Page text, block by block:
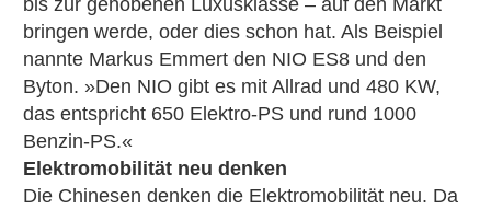
bis zur gehobenen Luxusklasse – auf den Markt
bringen werde, oder dies schon hat. Als Beispiel
nannte Markus Emmert den NIO ES8 und den
Byton. »Den NIO gibt es mit Allrad und 480 KW,
das entspricht 650 Elektro-PS und rund 1000
Benzin-PS.«
Elektromobilität neu denken
Die Chinesen denken die Elektromobilität neu. Da